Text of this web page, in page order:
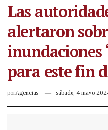
Las
alertaron
inundaciones
para este fin
porAgencias sábado, 4 mayo